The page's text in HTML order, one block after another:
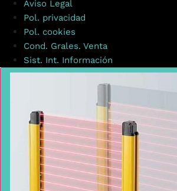
Aviso Legal
Pol. privacidad
Pol. cookies
Cond. Grales. Venta
Sist. Int. Información